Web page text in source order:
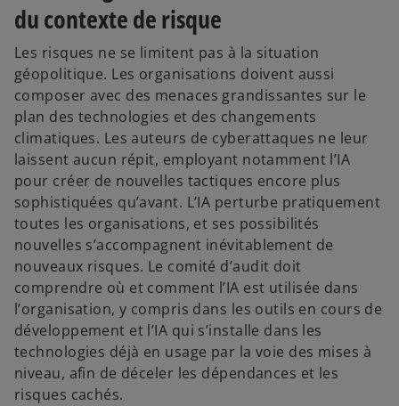
l
o
n
g
l
e
t
du contexte de risque
Les risques ne se limitent pas à la situation
géopolitique. Les organisations doivent aussi
composer avec des menaces grandissantes sur le
plan des technologies et des changements
climatiques. Les auteurs de cyberattaques ne leur
laissent aucun répit, employant notamment l’IA
pour créer de nouvelles tactiques encore plus
sophistiquées qu’avant. L’IA perturbe pratiquement
toutes les organisations, et ses possibilités
nouvelles s’accompagnent inévitablement de
nouveaux risques. Le comité d’audit doit
comprendre où et comment l’IA est utilisée dans
l’organisation, y compris dans les outils en cours de
développement et l’IA qui s’installe dans les
technologies déjà en usage par la voie des mises à
niveau, afin de déceler les dépendances et les
risques cachés.